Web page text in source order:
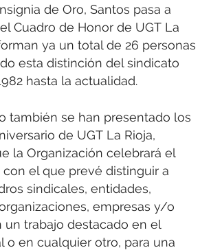
de Oro, Santos pasa a
Cuadro de Honor de UGT La
ya un total de 26 personas
esta distinción del sindicato
hasta la actualidad.
también se han presentado los
de UGT La Rioja,
la Organización celebrará el
el que prevé distinguir a
sindicales, entidades,
empresas y/o
trabajo destacado en el
o en cualquier otro, para una